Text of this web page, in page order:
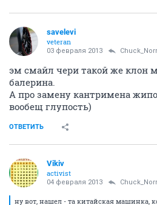
savelevi
veteran
03 февраля 2013
эм смайл чери такой же клон
балерина.
А про замену кантримена
вообещ глупость)
ОТВЕТИТЬ
Vikiv
activist
04 февраля 2013
ну вот, нашел - та китайская машинка,